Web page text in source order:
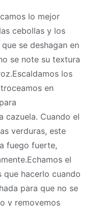
lo mejor
cebollas y los
se deshagan en
se note su textura
los
en
cazuela. Cuando el
verduras, este
fuego fuerte,
el
hacerlo cuando
para que no se
y removemos